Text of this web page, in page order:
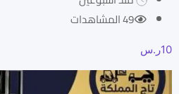
49 المشاهدات
10ر.س